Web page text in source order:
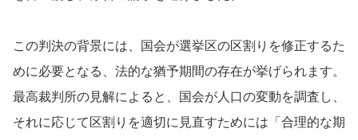
この判決の背景には、国会が選挙区の区割りを修正するた
めに必要となる、法的な猶予期間の存在が挙げられます。
最高裁判所の見解によると、国会が人口の変動を調査し、
それに応じて区割りを適切に見直すためには「合理的な期